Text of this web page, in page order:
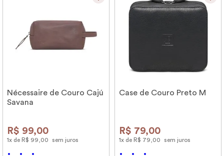
Nécessaire de Couro Cajú
Savana
R$ 99,00
1x de R$ 99 00 sem juros
Case de Couro Preto M
R$ 79,00
1x de R$ 79 00 sem juros